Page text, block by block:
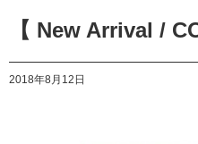
【 New Arrival /
2018年8月12日